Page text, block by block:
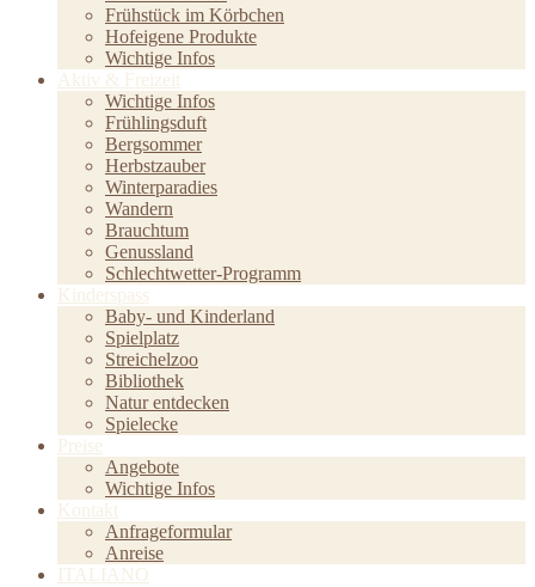
Frühstück im Körbchen
Hofeigene Produkte
Wichtige Infos
Aktiv & Freizeit
Wichtige Infos
Frühlingsduft
Bergsommer
Herbstzauber
Winterparadies
Wandern
Brauchtum
Genussland
Schlechtwetter-Programm
Kinderspass
Baby- und Kinderland
Spielplatz
Streichelzoo
Bibliothek
Natur entdecken
Spielecke
Preise
Angebote
Wichtige Infos
Kontakt
Anfrageformular
Anreise
ITALIANO